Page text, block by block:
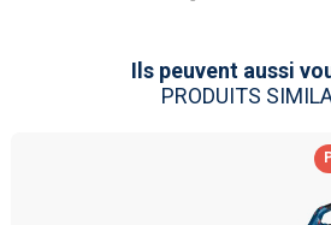
Ils peuvent aussi
PRODUITS